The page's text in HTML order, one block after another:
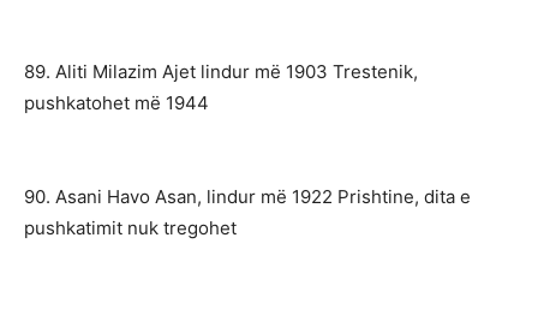
89. Aliti Milazim Ajet lindur më 1903 Trestenik,
pushkatohet më 1944
90. Asani Havo Asan, lindur më 1922 Prishtine, dita e
pushkatimit nuk tregohet